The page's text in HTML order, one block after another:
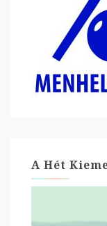
A Hét